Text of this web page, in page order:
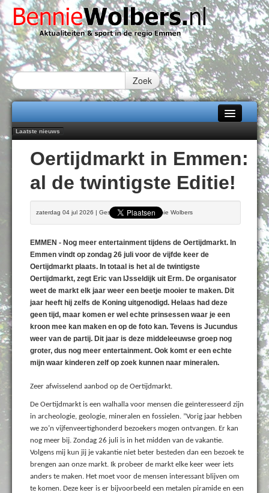
Zoek
Home
Alle categorieën
Over Bennie Wolbers
Fotoboek
Laatste nieuws
nieuwe rugsponsor
Najaar '26 staat live!
102 kaarsen voor eeuwling Mieke Sijbom-Maatje
Emmen wint op Open Dag overtuigend van Almere City
Treffer van Quispel bezorgt FC Emmen droomstart
Oertijdmarkt in Emmen:
al de twintigste Editie!
zaterdag 04 jul 2026 | Geschreven door Bennie Wolbers
EMMEN - Nog meer entertainment tijdens de Oertijdmarkt. In
Emmen vindt op zondag 26 juli voor de vijfde keer de
Oertijdmarkt plaats. In totaal is het al de twintigste
Oertijdmarkt, zegt Eric van IJsseldijk uit Erm. De organisator
weet de markt elk jaar weer een beetje mooier te maken. Dit
jaar heeft hij zelfs de Koning uitgenodigd. Helaas had deze
geen tijd, maar komen er wel echte prinsessen waar je een
kroon mee kan maken en op de foto kan. Tevens is Jucundus
weer van de partij. Dit jaar is deze middeleeuwse groep nog
groter, dus nog meer entertainment. Ook komt er een echte
mijn waar kinderen zelf op zoek kunnen naar mineralen.
Zeer afwisselend aanbod op de Oertijdmarkt.
De Oertijdmarkt is een walhalla voor mensen die geïnteresseerd zijn
in archeologie, geologie, mineralen en fossielen. ”Vorig jaar hebben
we zo’n vijfenveertighonderd bezoekers mogen ontvangen. Er kan
nog meer bij. Zondag 26 juli is in het midden van de vakantie.
Volgens mij kun jij je vakantie niet beter besteden dan een bezoek te
brengen aan onze markt. Ik probeer de markt elke keer weer iets
anders te maken. Het moet voor de mensen interessant blijven om
te komen. Deze keer is er bijvoorbeeld een metalen piramide en een